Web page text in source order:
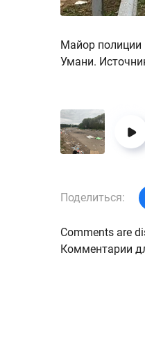
Майор полиции
Умани.
Поделиться:
Comments are
Комментарии